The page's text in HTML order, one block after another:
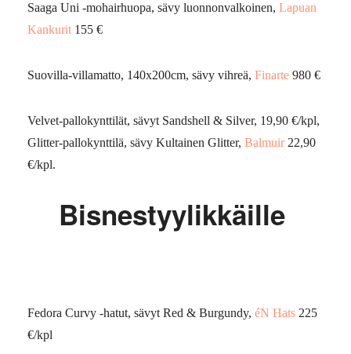
Saaga Uni -mohairhuopa, sävy luonnonvalkoinen, Lapuan
Kankurit 155 €
Suovilla-villamatto, 140x200cm, sävy vihreä, Finarte 980 €
Velvet-pallokynttilät, sävyt Sandshell & Silver, 19,90 €/kpl,
Glitter-pallokynttilä, sävy Kultainen Glitter, Balmuir22,90
€/kpl.
Bisnestyylikkäille
Fedora Curvy -hatut, sävyt Red & Burgundy, éN Hats 225
€/kpl